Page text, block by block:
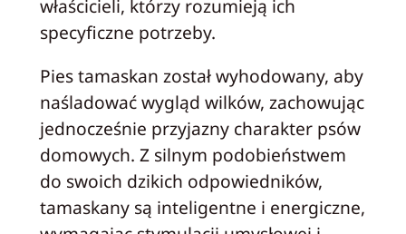
właścicieli, którzy rozumieją ich
specyficzne potrzeby.
Pies tamaskan został wyhodowany, aby
naśladować wygląd wilków, zachowując
jednocześnie przyjazny charakter psów
domowych. Z silnym podobieństwem
do swoich dzikich odpowiedników,
tamaskany są inteligentne i energiczne,